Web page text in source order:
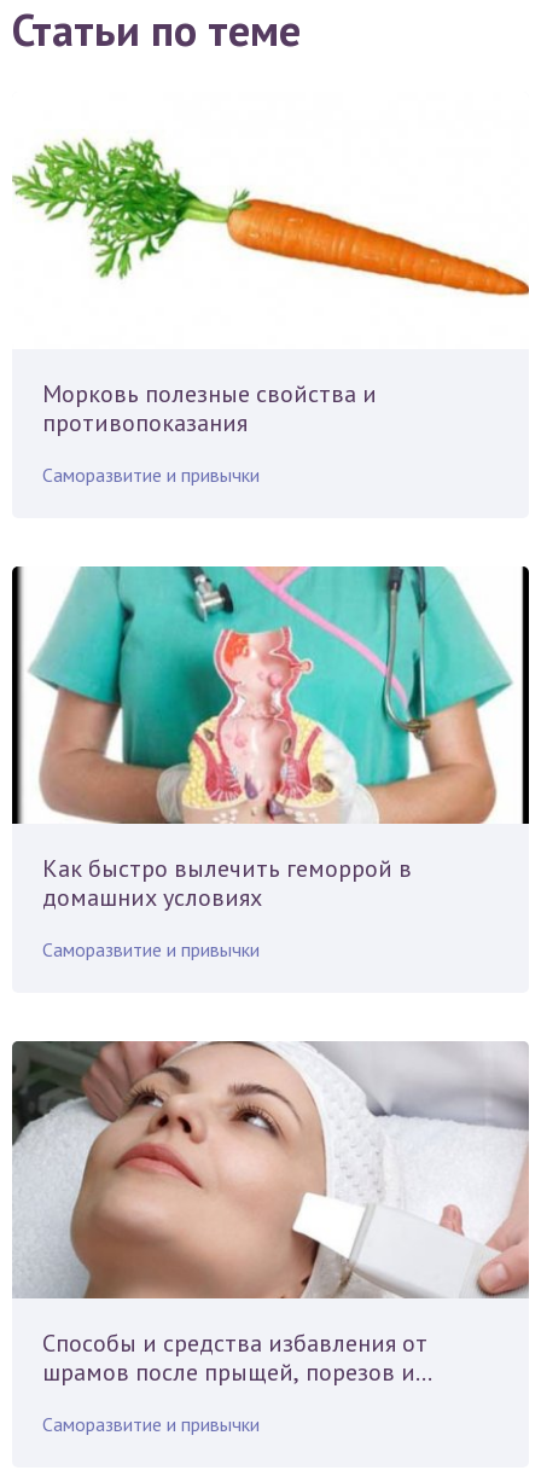
Статьи по теме
Морковь полезные свойства и
противопоказания
Саморазвитие и привычки
Как быстро вылечить геморрой в
домашних условиях
Саморазвитие и привычки
Способы и средства избавления от
шрамов после прыщей, порезов и
Саморазвитие и привычки